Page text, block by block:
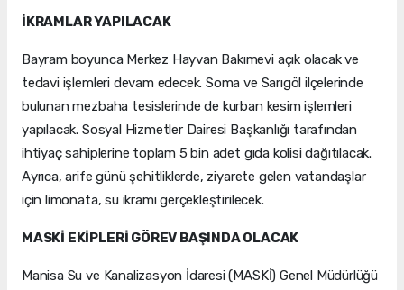
İKRAMLAR YAPILACAK
Bayram boyunca Merkez Hayvan Bakımevi açık olacak ve
tedavi işlemleri devam edecek. Soma ve Sarıgöl ilçelerinde
bulunan mezbaha tesislerinde de kurban kesim işlemleri
yapılacak. Sosyal Hizmetler Dairesi Başkanlığı tarafından
ihtiyaç sahiplerine toplam 5 bin adet gıda kolisi dağıtılacak.
Ayrıca, arife günü şehitliklerde, ziyarete gelen vatandaşlar
için limonata, su ikramı gerçekleştirilecek.
MASKİ EKİPLERİ GÖREV BAŞINDA OLACAK
Manisa Su ve Kanalizasyon İdaresi (MASKİ) Genel Müdürlüğü